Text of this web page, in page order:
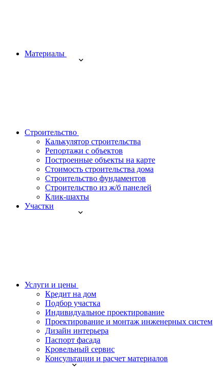
Материалы
Строительство
Калькулятор строительства
Репортажи с объектов
Построенные объекты на карте
Стоимость строительства дома
Строительство фундаментов
Строительство из ж/б панелей
Клик-шахты
Участки
Услуги и цены
Кредит на дом
Подбор участка
Индивидуальное проектирование
Проектирование и монтаж инженерных систем
Дизайн интерьера
Паспорт фасада
Кровельный сервис
Консультации и расчет материалов